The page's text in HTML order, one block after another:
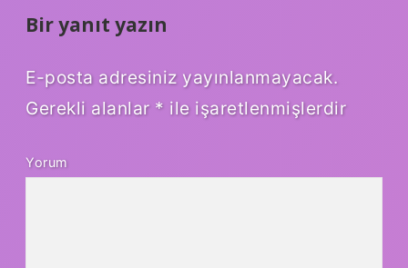
Bir yanıt yazın
E-posta adresiniz yayınlanmayacak.
Gerekli alanlar * ile işaretlenmişlerdir
Yorum